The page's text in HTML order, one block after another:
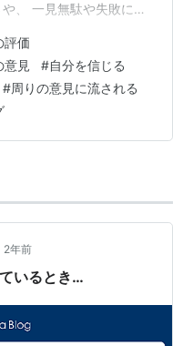
、 一見無駄や失敗に見
。 結果はちゃんとその
くなりましたが、 色ん
ぜひ最後まで読んでみ
のいい青空が広がる 秋
前…
評価
意見 #自分を信じる
#周りの意見に流される
2年前
いるとき…